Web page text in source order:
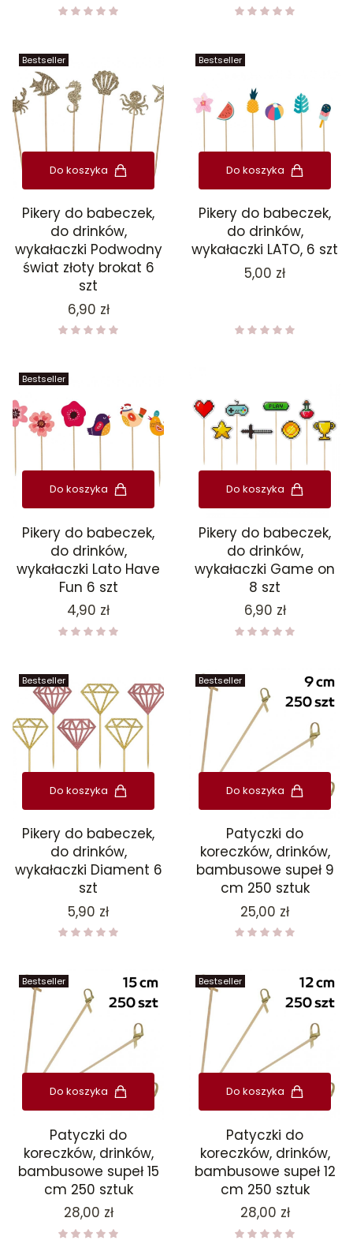
Bestseller
Do koszyka
Pikery do babeczek,
do drinków,
wykałaczki Podwodny
świat złoty brokat 6
szt
Cena
6,90 zł
Bestseller
Do koszyka
Pikery do babeczek,
do drinków,
wykałaczki LATO, 6 szt
Cena
5,00 zł
Bestseller
Do koszyka
Pikery do babeczek,
do drinków,
wykałaczki Lato Have
Fun 6 szt
Cena
4,90 zł
Do koszyka
Pikery do babeczek,
do drinków,
wykałaczki Game on
8 szt
Cena
6,90 zł
Bestseller
Do koszyka
Pikery do babeczek,
do drinków,
wykałaczki Diament 6
szt
Cena
5,90 zł
Bestseller
Do koszyka
Patyczki do
koreczków, drinków,
bambusowe supeł 9
cm 250 sztuk
Cena
25,00 zł
Bestseller
Do koszyka
Patyczki do
koreczków, drinków,
bambusowe supeł 15
cm 250 sztuk
Cena
28,00 zł
Bestseller
Do koszyka
Patyczki do
koreczków, drinków,
bambusowe supeł 12
cm 250 sztuk
Cena
28,00 zł